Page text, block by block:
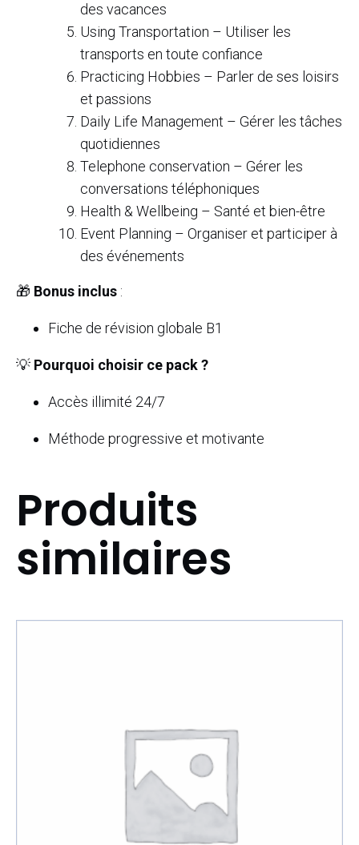
des vacances
Using Transportation – Utiliser les
transports en toute confiance
Practicing Hobbies – Parler de ses loisirs
et passions
Daily Life Management – Gérer les tâches
quotidiennes
Telephone conservation – Gérer les
conversations téléphoniques
Health & Wellbeing – Santé et bien-être
Event Planning – Organiser et participer à
des événements
🎁 Bonus inclus :
Fiche de révision globale B1
💡 Pourquoi choisir ce pack ?
Accès illimité 24/7
Méthode progressive et motivante
Produits
similaires